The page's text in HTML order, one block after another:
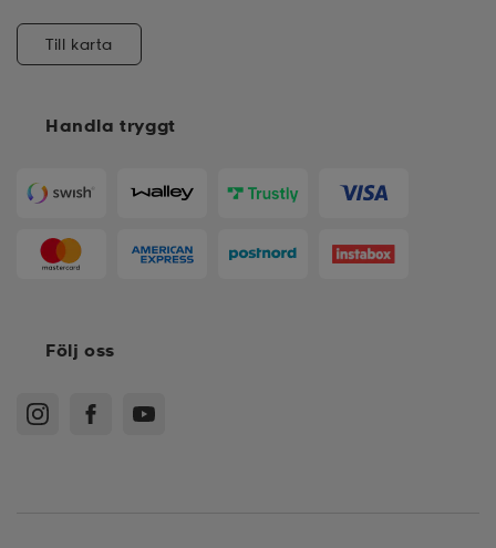
Handla tryggt
Till karta
Följ oss